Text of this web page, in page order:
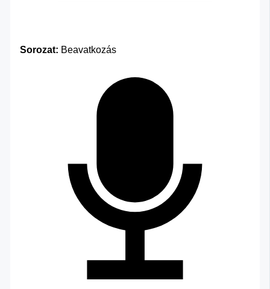
Sorozat: Beavatkozás